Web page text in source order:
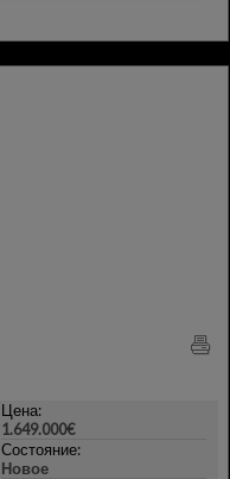
Цена:
1.649.000€
Состояние:
Новое